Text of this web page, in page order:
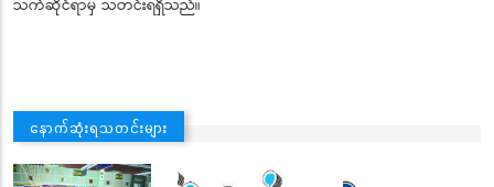
သက်ဆိုင်ရာမှ သတင်းရရှိသည်။
နောက်ဆုံးရသတင်းများ